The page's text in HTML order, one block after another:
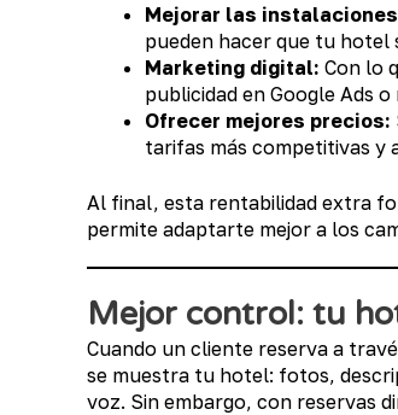
Mejorar las
pueden hacer que tu hotel
Marketing digital: Con lo
publicidad en Google Ads
Ofrecer mejores precios:
tarifas más competitivas y
Al final, esta rentabilidad extra
permite adaptarte mejor a los
Mejor control: tu
Cuando un cliente reserva a
se muestra tu hotel: fotos,
voz. Sin embargo, con reservas